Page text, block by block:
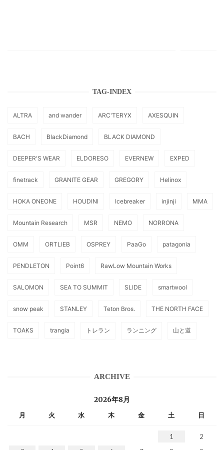
TAG-INDEX
ALTRA and wander ARC'TERYX AXESQUIN
BACH BlackDiamond BLACK DIAMOND
DEEPER'S WEAR ELDORESO EVERNEW EXPED
finetrack GRANITE GEAR GREGORY Helinox
HOKA ONEONE HOUDINI Icebreaker injinji MMA
Mountain Research MSR NEMO NORRONA
OMM ORTLIEB OSPREY PaaGo patagonia
PENDLETON Point6 RawLow Mountain Works
SALOMON SEA TO SUMMIT SLIDE smartwool
snow peak STANLEY Teton Bros. THE NORTH FACE
TOAKS trangia トレラン ランニング 山と道
ARCHIVE
2026年8月
月 火 水 木 金 土 日
1
2